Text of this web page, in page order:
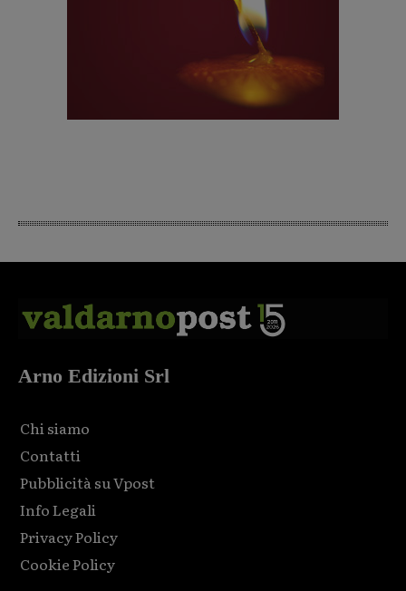
Arno Edizioni Srl
Chi siamo
Contatti
Pubblicità su Vpost
Info Legali
Privacy Policy
Cookie Policy